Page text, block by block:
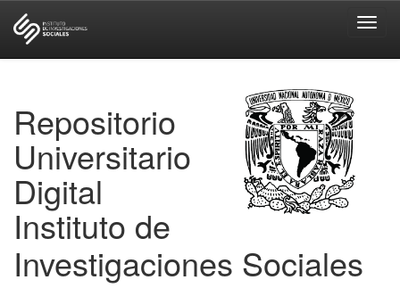
Repositorio
Universitario
Digital
Instituto de
Investigaciones Sociales